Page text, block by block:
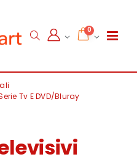
0
Tv E DVD/Bluray